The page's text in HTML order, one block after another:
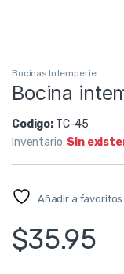
Bocinas Intemperie
Bocina
Codigo: TC-45
Inventario: Sin
Añadir a favoritos
$35.95